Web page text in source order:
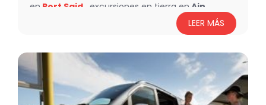
en Port Said , excursiones en tierra en Ain
Safagaymás
as pirámides de
, disfrute del esnorquel y el buceo en el
agua pura y cristalina del
y encuentre
actividades más emocionantes en nuestras
fabulosas excursiones en Egipto.
LEER MÁS